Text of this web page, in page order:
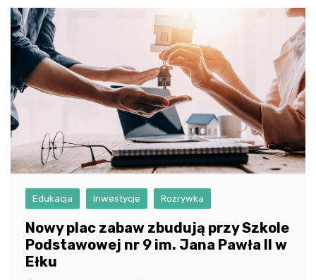
Edukacja Inwestycje Rozrywka
Nowy plac zabaw zbudują przy Szkole
Podstawowej nr 9 im. Jana Pawła II w
Ełku